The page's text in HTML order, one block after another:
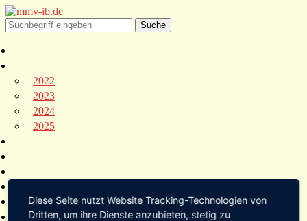
2022
2023
2024
2025
Diese Seite nutzt Website Tracking-Technologien von
Dritten, um ihre Dienste anzubieten, stetig zu